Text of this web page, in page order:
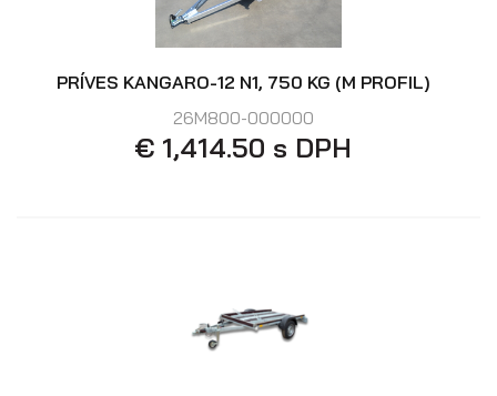
Výpredaj
PRÍVES KANGARO-12 N1, 750 KG (M PROFIL)
26M800-000000
€ 1,414.50 s DPH